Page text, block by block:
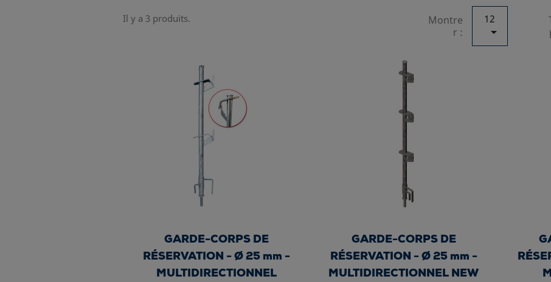
Il y a 3 produits.
Montre
r :
12

GARDE-CORPS DE
RÉSERVATION - Ø 25 mm -
MULTIDIRECTIONNEL
GARDE-CORPS DE
RÉSERVATION - Ø 25 mm -
MULTIDIRECTIONNEL NEW